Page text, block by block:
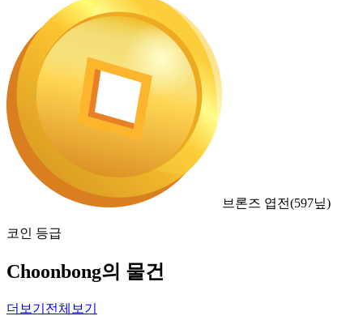
브론즈 엽전(597닢)
코인 등급
Choonbong의 물건
더보기 전체보기